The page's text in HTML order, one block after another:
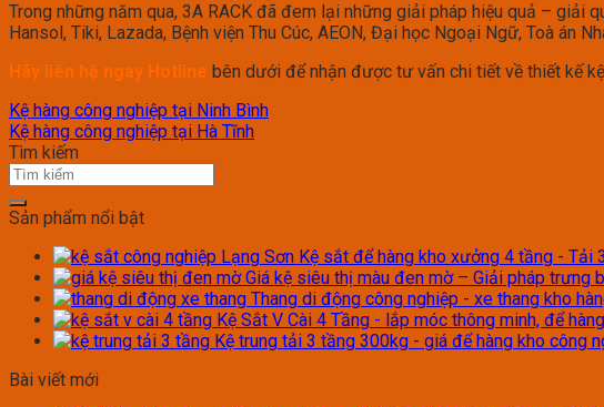
Trong những năm qua, 3A RACK đã đem lại những giải pháp hiệu quả – giải
Hansol, Tiki, Lazada, Bệnh viện Thu Cúc, AEON, Đại học Ngoại Ngữ, Toà án
Hãy liên hệ ngay Hotline bên dưới để nhận được tư vấn chi tiết về thiết kế
Kệ hàng công nghiệp tại Ninh Bình
Kệ hàng công nghiệp tại Hà Tĩnh
Tìm kiếm
Sản phẩm nổi bật
Kệ sắt để hàng kho xưởng 4 tầng - Tải
Giá kệ siêu thị màu đen mờ – Giải pháp trưng
Thang di động công nghiệp - xe thang kho
Kệ Sắt V Cài 4 Tầng - lắp móc thông minh, để
Kệ trung tải 3 tầng 300kg - giá để hàng kho công
Bài viết mới